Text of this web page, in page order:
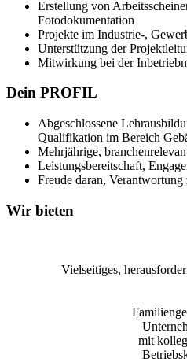
Erstellung von
Fotodokumentation
Projekte im Industrie-,
Unterstützung der
Mitwirkung bei der
Dein PROFIL
Abgeschlossene
Qualifikation im Bereich
Mehrjährige,
Leistungsbereitschaft,
Freude daran, Verantwortung
Wir bieten
Vielseitiges,
mit